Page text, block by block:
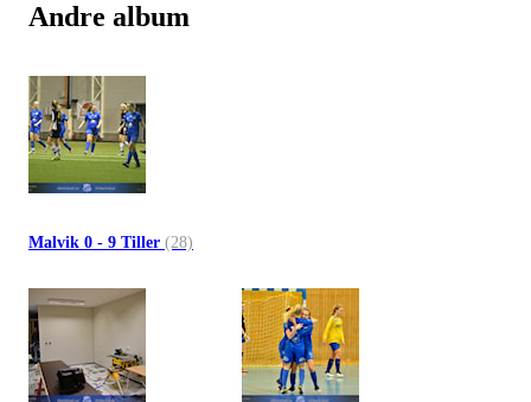
Andre album
Malvik 0 - 9 Tiller (28)